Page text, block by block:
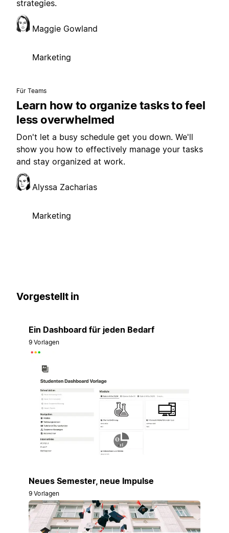
strategies.
Maggie Gowland
Marketing
Für Teams
Learn how to organize tasks to feel
less overwhelmed
Don't let a busy schedule get you down. We'll
show you how to effectively manage your tasks
and stay organized at work.
Alyssa Zacharias
Marketing
Vorgestellt in
Ein Dashboard für jeden Bedarf
9 Vorlagen
Neues Semester, neue Impulse
9 Vorlagen